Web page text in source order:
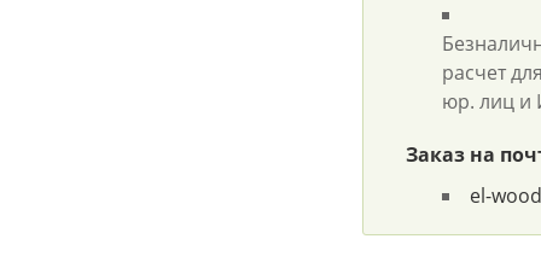
расчет
юр. лиц и
Заказ на
el-